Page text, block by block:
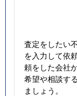
査定をしたい
を入力して依
頼をした会社
希望や相談す
ましょう。